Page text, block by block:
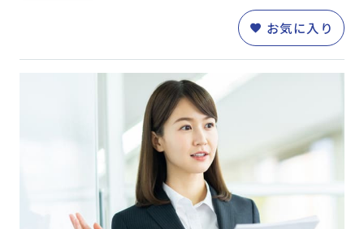
お気に入り
コンプライアンス・リスク管理 (3)
メンタルヘルス・ハラスメント防止(8)
(5) リベラルアーツ・教養 (11)
条件を追加する